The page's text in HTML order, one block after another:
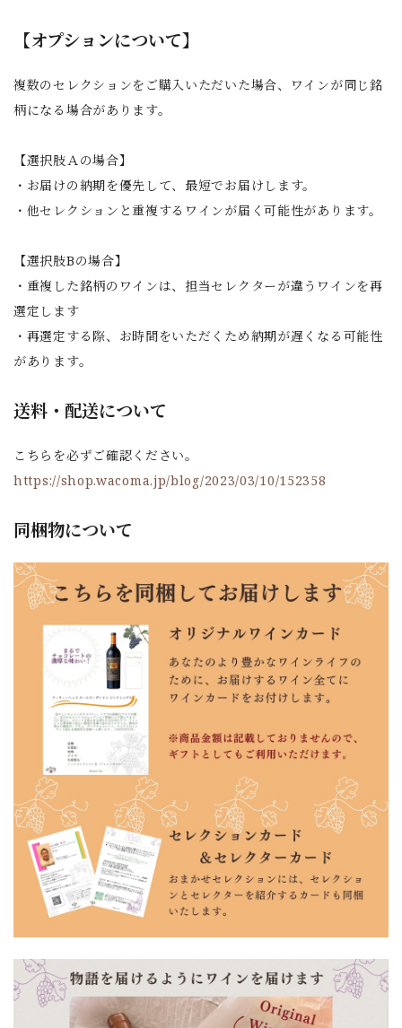
【オプションについて】
複数のセレクションをご購入いただいた場合、ワインが同じ銘
柄になる場合があります。
【選択肢Ａの場合】
・お届けの納期を優先して、最短でお届けします。
・他セレクションと重複するワインが届く可能性があります。
【選択肢Bの場合】
・重複した銘柄のワインは、担当セレクターが違うワインを再
選定します
・再選定する際、お時間をいただくため納期が遅くなる可能性
があります。
送料・配送について
こちらを必ずご確認ください。
https://shop.wacoma.jp/blog/2023/03/10/152358
同梱物について